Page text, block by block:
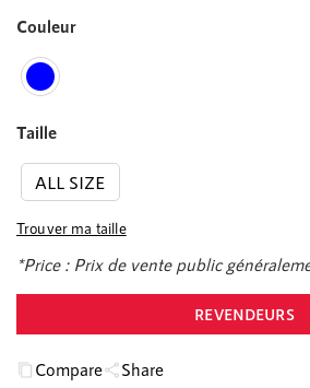
Couleur
Taille
ALL SIZE
Trouver ma taille
*Price : Prix de vente public
REVENDEURS
Compare Share